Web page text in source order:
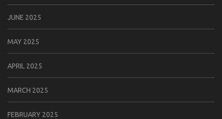
JUNE 2025
MAY 2025
APRIL 2025
MARCH 2025
FEBRUARY 2025